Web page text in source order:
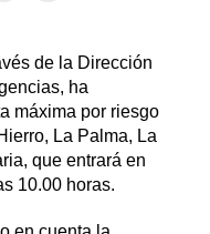
de la Dirección
ha
máxima por riesgo
La Palma, La
que entrará en
10.00 horas.